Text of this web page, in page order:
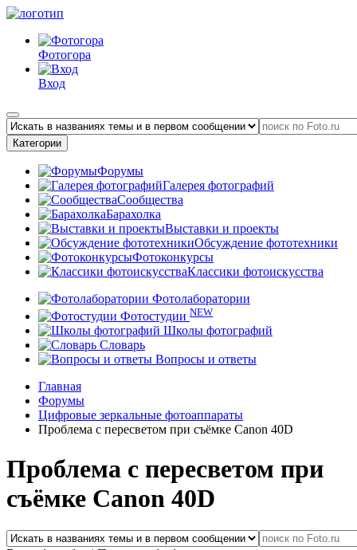
Фотогора
Вход
Категории
Форумы
Галерея фотографий
Сообщества
Барахолка
Выставки и проекты
Обсуждение фототехники
Фотоконкурсы
Классики фотоискусства
Фотолаборатории
Фотостудии NEW
Школы фотографий
Словарь
Вопросы и ответы
Главная
Форумы
Цифровые зеркальные фотоаппараты
Проблема с пересветом при съёмке Canon 40D
Проблема с пересветом при
съёмке Canon 40D